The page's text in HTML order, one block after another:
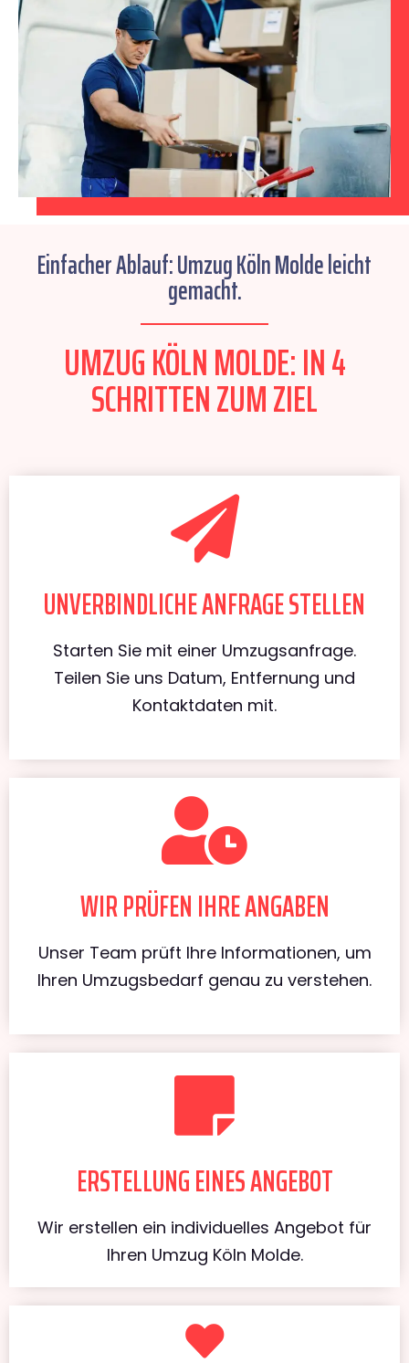
Einfacher Ablauf: Umzug Köln Molde leicht
gemacht.
UMZUG KÖLN MOLDE: IN 4
SCHRITTEN ZUM ZIEL
UNVERBINDLICHE ANFRAGE STELLEN
Starten Sie mit einer Umzugsanfrage.
Teilen Sie uns Datum, Entfernung und
Kontaktdaten mit.
WIR PRÜFEN IHRE ANGABEN
Unser Team prüft Ihre Informationen, um
Ihren Umzugsbedarf genau zu verstehen.
ERSTELLUNG EINES ANGEBOT
Wir erstellen ein individuelles Angebot für
Ihren Umzug Köln Molde.